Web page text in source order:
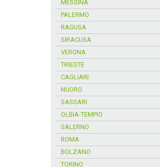
MESSINA
PALERMO
RAGUSA
SIRACUSA
VERONA
TRIESTE
CAGLIARI
NUORO
SASSARI
OLBIA-TEMPIO
SALERNO
ROMA
BOLZANO
TORINO